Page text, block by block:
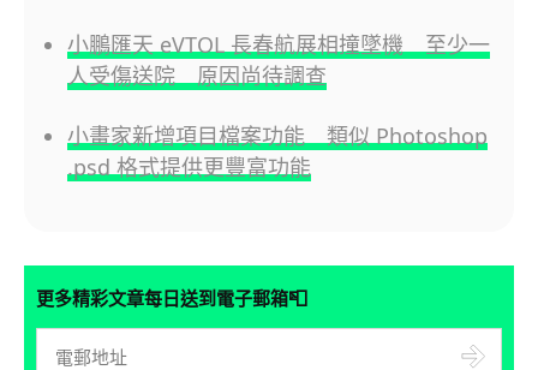
小鵬匯天 eVTOL 長春航展相撞墜機 至少一
人受傷送院 原因尚待調查
小畫家新增項目檔案功能 類似 Photoshop
.psd 格式提供更豐富功能
更多精彩文章每日送到電子郵箱📮